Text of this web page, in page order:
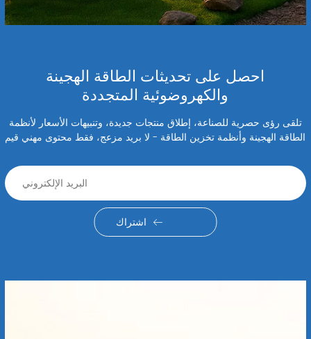
احصل على تحديثات الطاقة الهجينة
والكهروضوئية المتجددة
تلقى رؤى حصرية للصناعة، إطلاق منتجات جديدة، وتنبيهات الأسعار لأنظمة
الطاقة الهجينة وأنظمة تخزين الطاقة - لا بريد مزعج، فقط محتوى مهني قيم
اشتراك